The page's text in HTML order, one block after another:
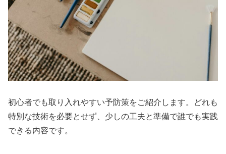
初心者でも取り入れやすい予防策をご紹介します。どれも
特別な技術を必要とせず、少しの工夫と準備で誰でも実践
できる内容です。